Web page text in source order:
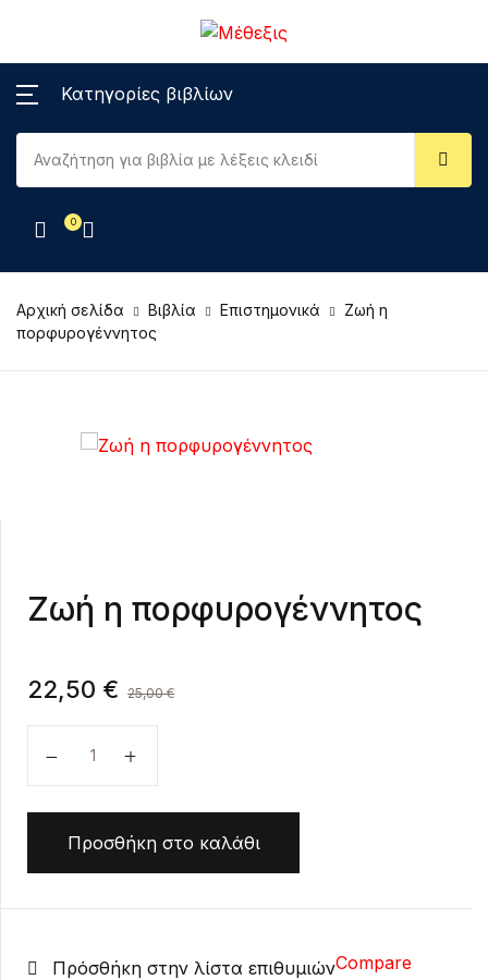
Κατηγορίες βιβλίων
0
Αρχική σελίδα Βιβλία Επιστημονικά
Ζωή η
πορφυρογέννητος
Ζωή η πορφυρογέννητος
22,50 € 25,00€
Προσθήκη στο καλάθι
Πρόσθήκη στην λίστα επιθυμιώνCompare